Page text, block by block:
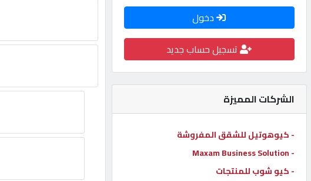
الأقسام
شركات
مميزة
إبحث
إتصل
بنا
دخول
تسجيل حساب جديد
الشركات المميزة
- كيوهوتيل للشقق المفروشة
- Maxam Business Solution
- كيو شوب للمنتجات